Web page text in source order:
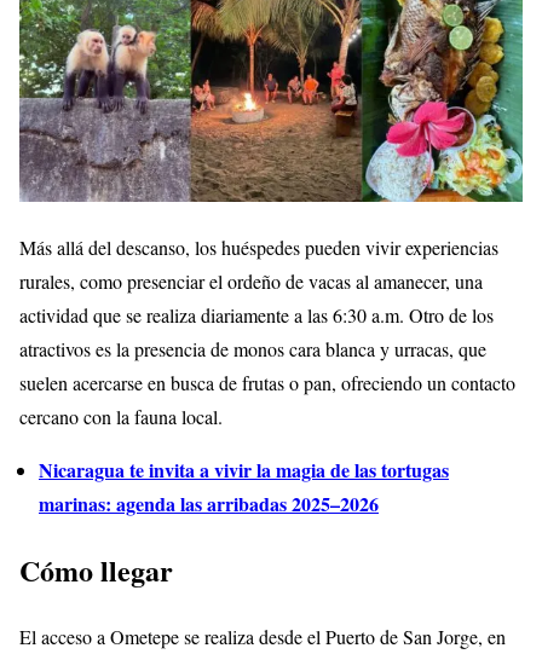
Más allá del descanso, los huéspedes pueden vivir experiencias
rurales, como presenciar el ordeño de vacas al amanecer, una
actividad que se realiza diariamente a las 6:30 a.m. Otro de los
atractivos es la presencia de monos cara blanca y urracas, que
suelen acercarse en busca de frutas o pan, ofreciendo un contacto
cercano con la fauna local.
Nicaragua te invita a vivir la magia de las tortugas
marinas: agenda las arribadas 2025–2026
Cómo llegar
El acceso a Ometepe se realiza desde el Puerto de San Jorge, en